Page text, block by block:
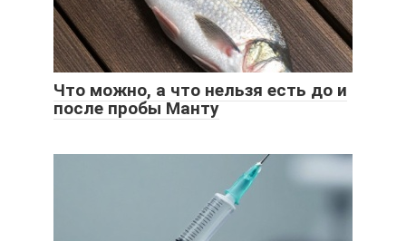
Что можно, а что нельзя есть до и
после пробы Манту